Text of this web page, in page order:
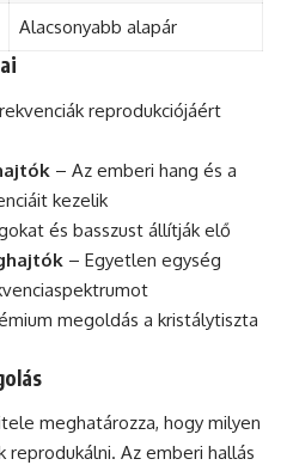
Alacsonyabb alapár
reprodukciójáért
– Az emberi hang és a
kezelik
és basszust állítják elő
– Egyetlen egység
megoldás a kristálytiszta
meghatározza, hogy milyen
reprodukálni. Az emberi hallás